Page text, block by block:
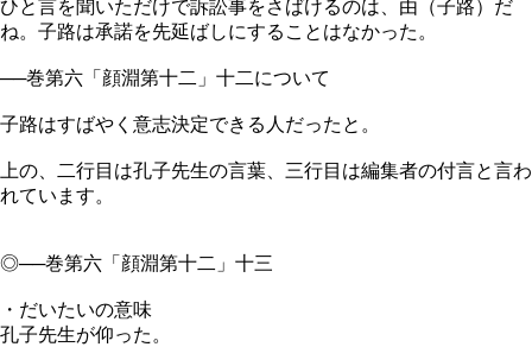
ひと言を聞いただけで訴訟事をさばけるのは、由（子路）だ
ね。子路は承諾を先延ばしにすることはなかった。
──巻第六「顔淵第十二」十二について
子路はすばやく意志決定できる人だったと。
上の、二行目は孔子先生の言葉、三行目は編集者の付言と言わ
れています。
◎──巻第六「顔淵第十二」十三
・だいたいの意味
孔子先生が仰った。